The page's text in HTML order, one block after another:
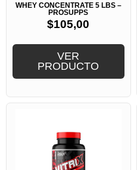
WHEY CONCENTRATE 5 LBS –
PROSUPPS
$105,00
VER
PRODUCTO